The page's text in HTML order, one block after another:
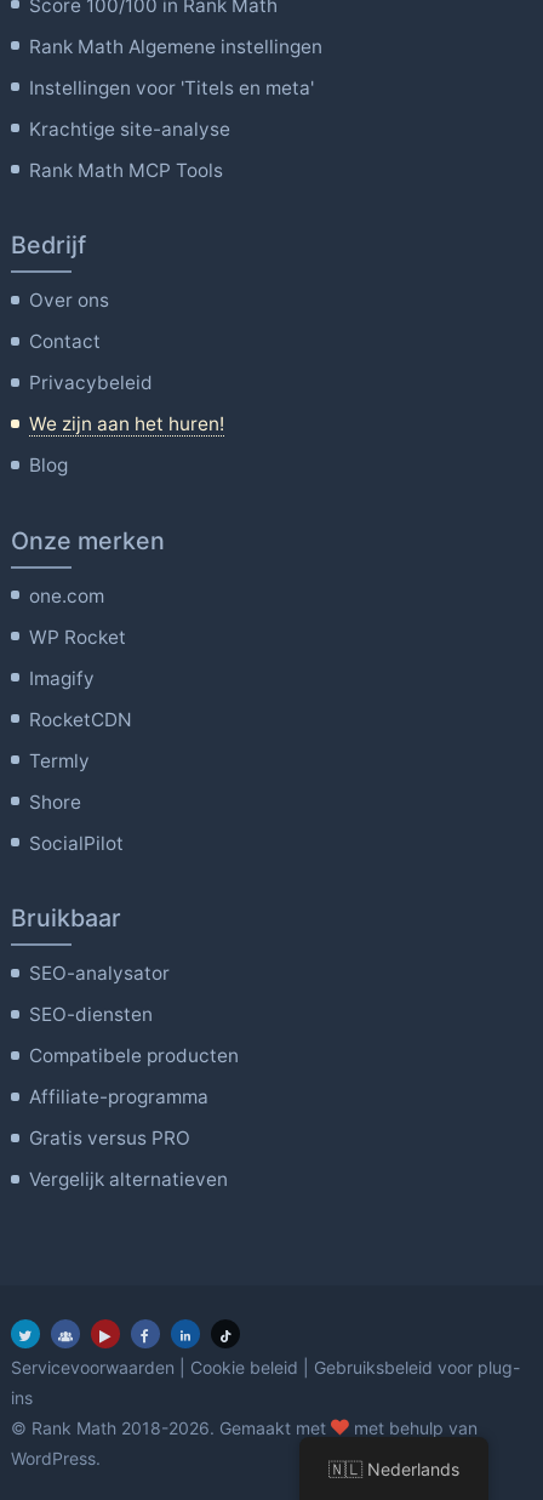
Score 100/100 in Rank Math
Rank Math Algemene instellingen
Instellingen voor 'Titels en meta'
Krachtige site-analyse
Rank Math MCP Tools
Bedrijf
Over ons
Contact
Privacybeleid
We zijn aan het huren!
Blog
Onze merken
one.com
WP Rocket
Imagify
RocketCDN
Termly
Shore
SocialPilot
Bruikbaar
SEO-analysator
SEO-diensten
Compatibele producten
Affiliate-programma
Gratis versus PRO
Vergelijk alternatieven
Servicevoorwaarden Cookie beleid
Gebruiksbeleid voor plug-
ins
© Rank Math 2018-2026. Gemaakt met
Liefde
met behulp van
WordPress.
🇳🇱 Nederlands